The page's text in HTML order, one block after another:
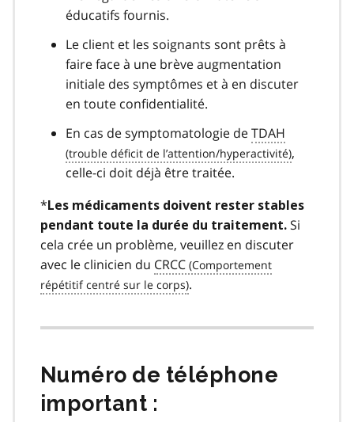
éducatifs fournis.
Le client et les soignants sont prêts à
faire face à une brève augmentation
initiale des symptômes et à en discuter
en toute confidentialité.
En cas de symptomatologie deTDAH
,
celle-ci doit déjà être traitée.
*Les médicaments doivent rester stables
pendant toute la durée du traitement. Si
cela crée un problème, veuillez en discuter
avec le clinicien du CRCC
.
Numéro de téléphone
important :